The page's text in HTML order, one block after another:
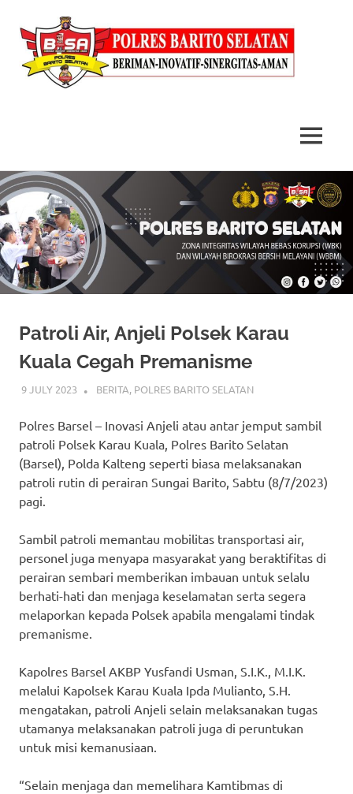
Skip
to
content
MENU
Patroli Air, Anjeli Polsek Karau
Kuala Cegah Premanisme
9 JULY 2023 ADMIN_POLRESBARSEL
BERITA, POLRES BARITO SELATAN
Polres Barsel – Inovasi Anjeli atau antar jemput sambil
patroli Polsek Karau Kuala, Polres Barito Selatan
(Barsel), Polda Kalteng seperti biasa melaksanakan
patroli rutin di perairan Sungai Barito, Sabtu (8/7/2023)
pagi.
Sambil patroli memantau mobilitas transportasi air,
personel juga menyapa masyarakat yang beraktifitas di
perairan sembari memberikan imbauan untuk selalu
berhati-hati dan menjaga keselamatan serta segera
melaporkan kepada Polsek apabila mengalami tindak
premanisme.
Kapolres Barsel AKBP Yusfandi Usman, S.I.K., M.I.K.
melalui Kapolsek Karau Kuala Ipda Mulianto, S.H.
mengatakan, patroli Anjeli selain melaksanakan tugas
utamanya melaksanakan patroli juga di peruntukan
untuk misi kemanusiaan.
“Selain menjaga dan memelihara Kamtibmas di